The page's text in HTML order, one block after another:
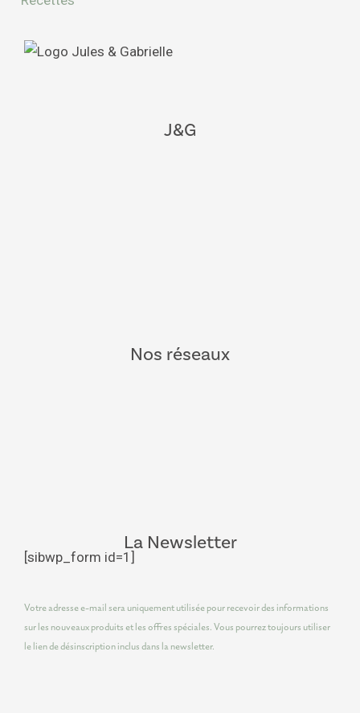
J&G
Nos réseaux
La Newsletter
[sibwp_form id=1]
Votre adresse e-mail sera uniquement utilisée pour recevoir des informations
sur les nouveaux produits et les offres spéciales. Vous pourrez toujours utiliser
le lien de désinscription inclus dans la newsletter.